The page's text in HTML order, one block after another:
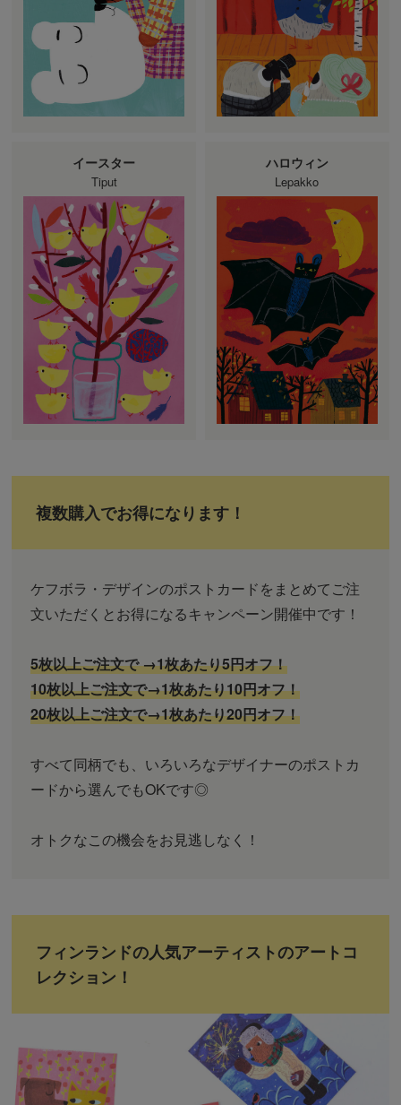
イースター
Tiput
ハロウィン
Lepakko
複数購入でお得になります！
ケフボラ・デザインのポストカードをまとめてご注
文いただくとお得になるキャンペーン開催中です！
5枚以上ご注文で →1枚あたり5円オフ！
10枚以上ご注文で→1枚あたり10円オフ！
20枚以上ご注文で→1枚あたり20円オフ！
すべて同柄でも、いろいろなデザイナーのポストカ
ードから選んでもOKです◎
オトクなこの機会をお見逃しなく！
フィンランドの人気アーティストのアートコ
レクション！